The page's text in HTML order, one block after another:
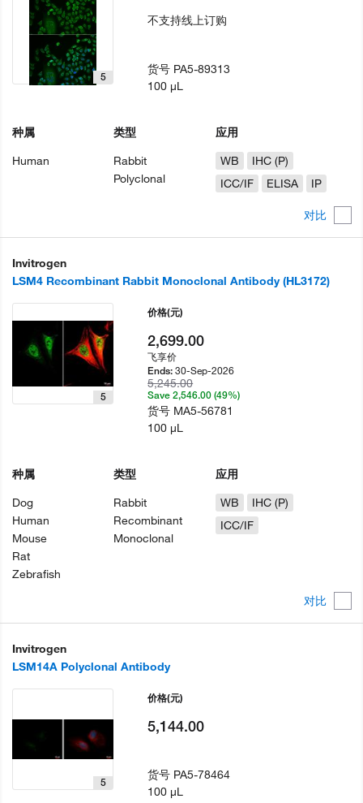
对比
5
种属
Human
类型
Rabbit
Polyclonal
应用
WB
IHC (P)
ICC/IF
ELISA IP
不支持线上订购
货号 PA5-89313
100 µL
Invitrogen
LSM4 Recombinant Rabbit Monoclonal Antibody (HL3172)
对比
5
种属
Dog
Human
Mouse
Rat
Zebrafish
类型
Rabbit
Recombinant
Monoclonal
应用
WB
IHC (P)
ICC/IF
价格(元)
2,699.00
飞享价
Ends:30-Sep-2026
5,245.00
Save 2,546.00 (49%)
货号 MA5-56781
100 µL
Invitrogen
LSM14A Polyclonal Antibody
5
价格(元)
5,144.00
货号 PA5-78464
100 µL